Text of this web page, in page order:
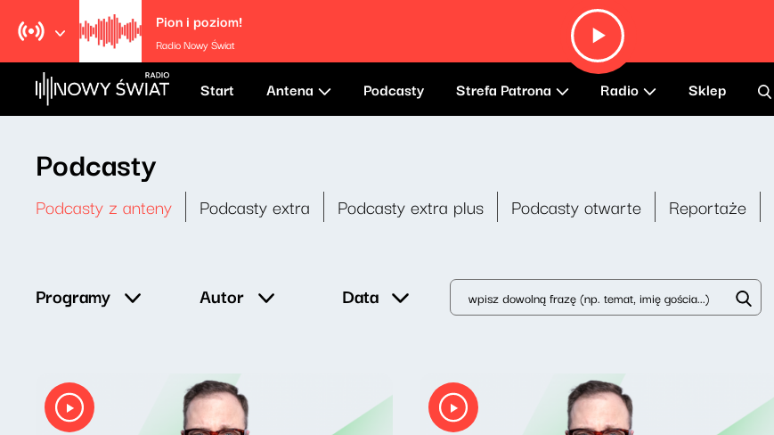
Pion i poziom!
Radio Nowy Świat
Start Antena Podcasty Strefa Patrona Radio Sklep
Podcasty
Podcasty z anteny Podcasty extra Podcasty extra plus Podcasty otwarte Reportaże
Programy Autor Data